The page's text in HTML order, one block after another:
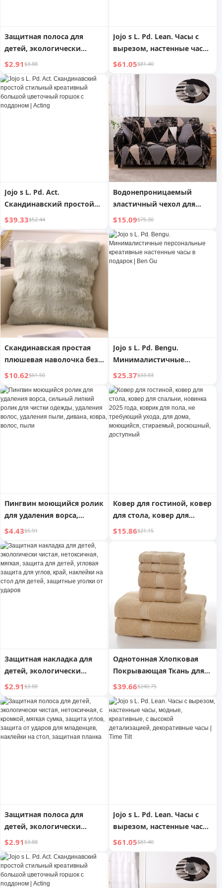
Защитная полоса для
детей, экологически
чистая, нетоксичная, с
кромкой, мягкая сумка,
защита углов, защита от
ударов для младенцев,
наклейки на стол,
$2.91$3.88
Jojo s L. Pd. Lean. Часы с
вырезом, настенные часы,
модные, креативные, с
высокой детализацией,
декоративные часы | Time
$61.05$81.40
Jojo s L. Pd. Act.
Скандинавский простой
стильный креативный
большой цветочный
горшок с поддоном |
Acting
$39.33$52.44
Водонепроницаемый
эластичный чехол для
дивана с принтом на все
сезоны, полностью
охватывающий
$15.09$75.30
Скандинавская простая
плюшевая наволочка без
внутреннего наполнения
$10.62$61.50
Jojo s L. Pd. Bengu.
Минималистичные
персональные креативные
настенные часы в подарок
| Ben Gu
$25.37$33.83
Пингвин моющийся ролик
для удаления ворса,
сильный липкий ролик
для чистки одежды,
удаления волос, удаления
пыли, дивана, ковра,
волос, пыли
$4.43$5.91
Ковер для гостиной, ковер
для стола, ковер для
спальни, новинка 2025
требующий ухода, для
дома, моющийся,
стираемый, роскошный,
доступный
$15.86$21.15
Защитная накладка для
детей, экологически
чистая, нетоксичная,
мягкая, защита для детей,
угловая защита для углов,
край, наклейки на стол
для детей, защитные
уголки от ударов
$2.91$3.88
Однотонная Хлопковая
Покрывающая Ткань для
Дома, Шесть Штук
$39.66$240.75
Защитная полоса для
детей, экологически
чистая, нетоксичная, с
кромкой, мягкая сумка,
защита углов, защита от
ударов для младенцев,
наклейки на стол,
$2.91$3.88
Jojo s L. Pd. Lean. Часы с
вырезом, настенные часы,
модные, креативные, с
высокой детализацией,
декоративные часы | Time
$61.05$81.40